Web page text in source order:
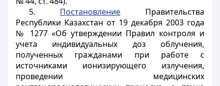
5. Постановление Правительства
Республики Казахстан от 19 декабря 2003 года
№ 1277 «Об утверждении Правил контроля и
учета индивидуальных доз облучения,
полученных гражданами при работе с
источниками ионизирующего излучения,
проведении медицинских